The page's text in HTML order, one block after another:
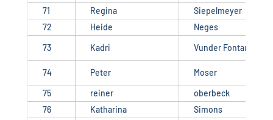
71
Regina
Siepelmeyer
72
Heide
Neges
73
Kadri Vunder Fontana
74 Peter
Moser
75
reiner
oberbeck
76
Katharina
Simons